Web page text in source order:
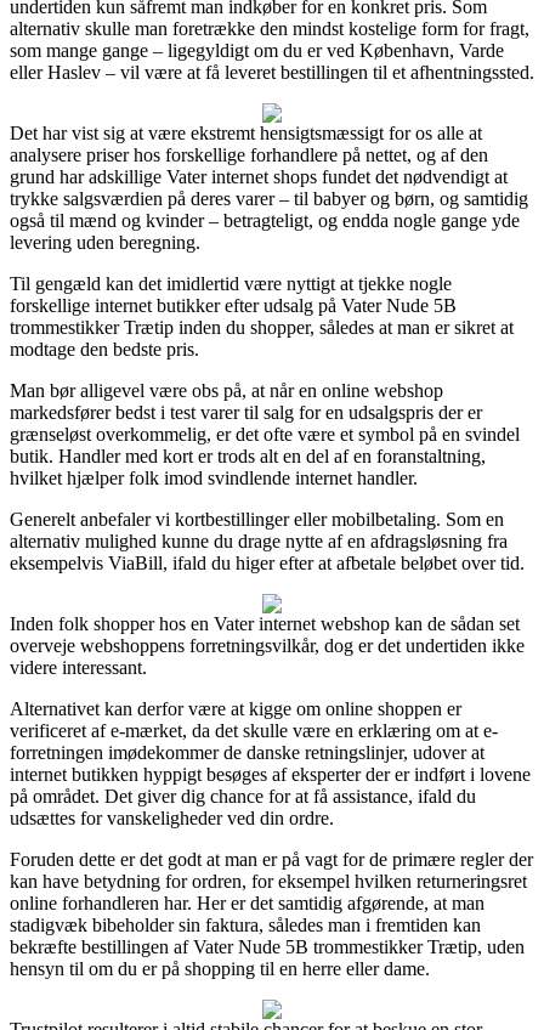
undertiden kun såfremt man indkøber for en konkret pris. Som
alternativ skulle man foretrække den mindst kostelige form for fragt,
som mange gange – ligegyldigt om du er ved København, Varde
eller Haslev – vil være at få leveret bestillingen til et afhentningssted.
Det har vist sig at være ekstremt hensigtsmæssigt for os alle at
analysere priser hos forskellige forhandlere på nettet, og af den
grund har adskillige Vater internet shops fundet det nødvendigt at
trykke salgsværdien på deres varer – til babyer og børn, og samtidig
også til mænd og kvinder – betragteligt, og endda nogle gange yde
levering uden beregning.
Til gengæld kan det imidlertid være nyttigt at tjekke nogle
forskellige internet butikker efter udsalg på Vater Nude 5B
trommestikker Trætip inden du shopper, således at man er sikret at
modtage den bedste pris.
Man bør alligevel være obs på, at når en online webshop
markedsfører bedst i test varer til salg for en udsalgspris der er
grænseløst overkommelig, er det ofte være et symbol på en svindel
butik. Handler med kort er trods alt en del af en foranstaltning,
hvilket hjælper folk imod svindlende internet handler.
Generelt anbefaler vi kortbestillinger eller mobilbetaling. Som en
alternativ mulighed kunne du drage nytte af en afdragsløsning fra
eksempelvis ViaBill, ifald du higer efter at afbetale beløbet over tid.
Inden folk shopper hos en Vater internet webshop kan de sådan set
overveje webshoppens forretningsvilkår, dog er det undertiden ikke
videre interessant.
Alternativet kan derfor være at kigge om online shoppen er
verificeret af e-mærket, da det skulle være en erklæring om at e-
forretningen imødekommer de danske retningslinjer, udover at
internet butikken hyppigt besøges af eksperter der er indført i lovene
på området. Det giver dig chance for at få assistance, ifald du
udsættes for vanskeligheder ved din ordre.
Foruden dette er det godt at man er på vagt for de primære regler der
kan have betydning for ordren, for eksempel hvilken returneringsret
online forhandleren har. Her er det samtidig afgørende, at man
stadigvæk bibeholder sin faktura, således man i fremtiden kan
bekræfte bestillingen af Vater Nude 5B trommestikker Trætip, uden
hensyn til om du er på shopping til en herre eller dame.